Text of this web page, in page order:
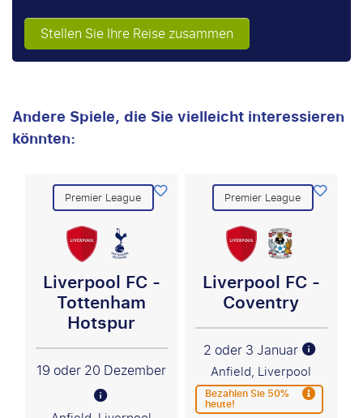
Stellen Sie Ihre Reise zusammen
Andere Spiele, die Sie vielleicht interessieren
könnten:
Premier League
Liverpool FC -
Tottenham
Hotspur
19 oder 20 Dezember
Premier League
Liverpool FC -
Coventry
2 oder 3 Januar
Anfield, Liverpool
Bezahlen Sie 50%
heute!